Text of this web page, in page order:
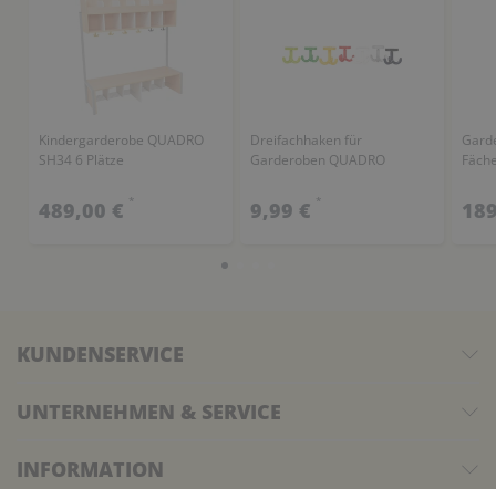
Kindergarderobe QUADRO
SH34 6 Plätze
489,00 € *
Dreifachhaken für
Garderoben QUADRO
9,99 € *
KUNDENSERVICE
UNTERNEHMEN & SERVICE
INFORMATION